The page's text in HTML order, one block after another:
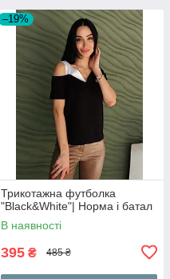
–19%
Трикотажна футболка
"Black&White"| Норма і батал
В наявності
395 ₴ 485 ₴